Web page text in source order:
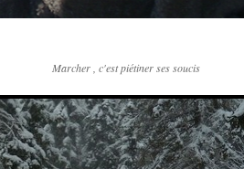
Marcher , c'est piétiner ses soucis